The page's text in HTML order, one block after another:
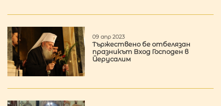
09 апр 2023
Тържествено бе отбелязан
празникът Вход Господен в
Йерусалим